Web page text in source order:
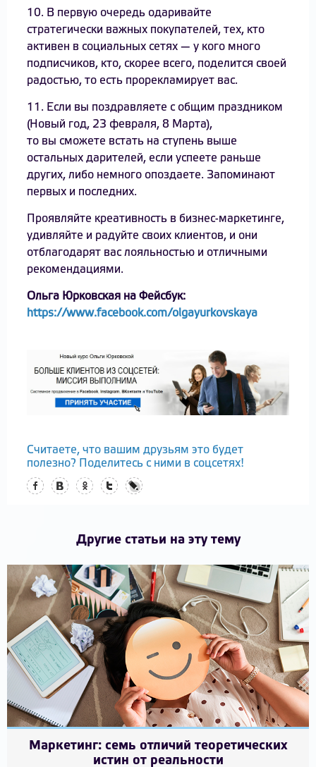
10. В первую очередь одаривайте
стратегически важных покупателей, тех, кто
активен в социальных сетях — у кого много
подписчиков, кто, скорее всего, поделится своей
радостью, то есть прорекламирует вас.
11. Если вы поздравляете с общим праздником
(Новый год, 23 февраля, 8 Марта),
то вы сможете встать на ступень выше
остальных дарителей, если успеете раньше
других, либо немного опоздаете. Запоминают
первых и последних.
Проявляйте креативность в бизнес-маркетинге,
удивляйте и радуйте своих клиентов, и они
отблагодарят вас лояльностью и отличными
рекомендациями.
Ольга Юрковская на Фейсбук:
https://www.facebook.com/olgayurkovskaya
Считаете, что вашим друзьям это будет
полезно? Поделитесь с ними в соцсетях!
Другие статьи на эту тему
Маркетинг: семь отличий теоретических
истин от реальности